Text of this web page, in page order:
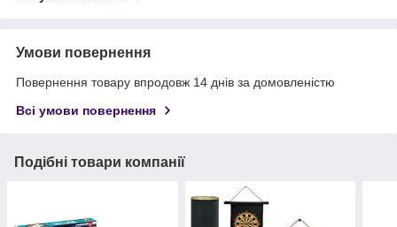
Умови повернення
Повернення товару впродовж 14 днів за домовленістю
Всі умови повернення
Подібні товари компанії